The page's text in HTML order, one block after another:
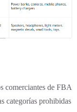
comerciantes de FBA
categorías prohibidas